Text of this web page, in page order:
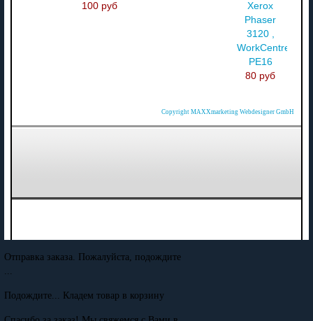
100 руб
Xerox
Phaser
3120 ,
WorkCentre-
PE16
80 руб
Copyright MAXXmarketing Webdesigner GmbH
Отправка заказа. Пожалуйста, подождите
...
Подождите... Кладем товар в корзину